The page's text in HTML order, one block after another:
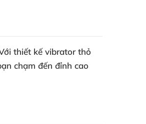
thiết kếvibrator thỏ
chạm đến đỉnh cao